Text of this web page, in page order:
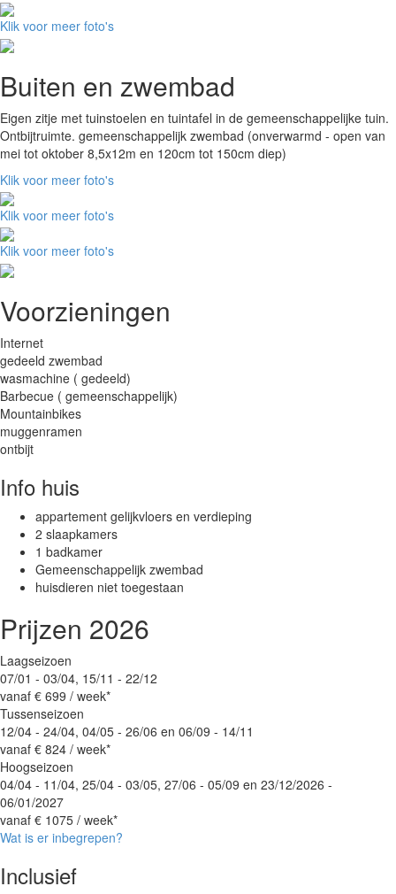
Klik voor meer foto's
Buiten en zwembad
Eigen zitje met tuinstoelen en tuintafel in de gemeenschappelijke tuin.
Ontbijtruimte. gemeenschappelijk zwembad (onverwarmd - open van
mei tot oktober 8,5x12m en 120cm tot 150cm diep)
Klik voor meer foto's
Klik voor meer foto's
Klik voor meer foto's
Voorzieningen
Internet
gedeeld zwembad
wasmachine ( gedeeld)
Barbecue ( gemeenschappelijk)
Mountainbikes
muggenramen
ontbijt
Info huis
appartement gelijkvloers en verdieping
2 slaapkamers
1 badkamer
Gemeenschappelijk zwembad
huisdieren niet toegestaan
Prijzen 2026
Laagseizoen
07/01 - 03/04, 15/11 - 22/12
vanaf € 699 / week*
Tussenseizoen
12/04 - 24/04, 04/05 - 26/06 en 06/09 - 14/11
vanaf € 824 / week*
Hoogseizoen
04/04 - 11/04, 25/04 - 03/05, 27/06 - 05/09 en 23/12/2026 -
06/01/2027
vanaf € 1075 / week*
Wat is er inbegrepen?
Inclusief